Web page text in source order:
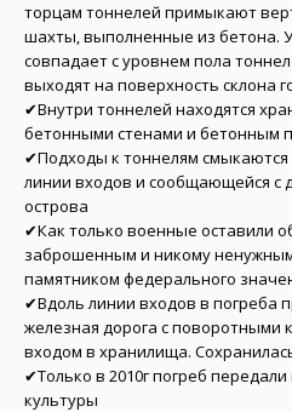
торцам тоннелей примыкают
шахты, выполненные из бетона.
совпадает с уровнем пола
выходят на поверхность склона
✔Внутри тоннелей находятся
бетонными стенами и бетонным
✔Подходы к тоннелям смыкаются
линии входов и сообщающейся с
острова
✔Как только военные оставили
заброшенным и никому
памятником федерального
✔Вдоль линии входов в погреба
железная дорога с поворотными
входом в хранилища.
✔Только в 2010г погреб
культуры